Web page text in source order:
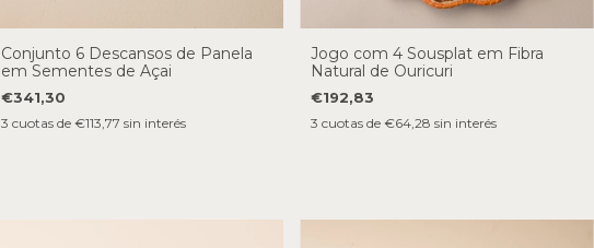
Conjunto 6 Descansos de Panela
em Sementes de Açai
€341,30
3 cuotas de €113,77 sin interés
Jogo com 4 Sousplat em Fibra
Natural de Ouricuri
€192,83
3 cuotas de€64,28 sin interés